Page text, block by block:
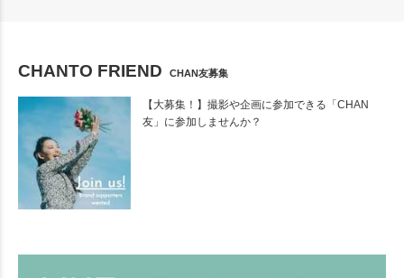
CHANTO FRIEND CHAN友募集
【大募集！】撮影や企画に参加できる「CHAN
友」に参加しませんか？